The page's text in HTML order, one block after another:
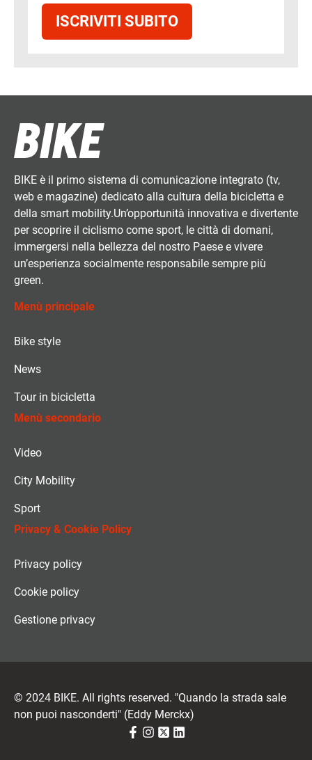
ISCRIVITI SUBITO
BIKE è il primo sistema di comunicazione integrato (tv,
web e magazine) dedicato alla cultura della bicicletta e
della smart mobility.Un’opportunità innovativa e divertente
per scoprire il ciclismo come sport, le città di domani,
immergersi nella bellezza del nostro Paese e vivere
un’esperienza socialmente responsabile sempre più
green.
Menù principale
Bike style
News
Tour in bicicletta
Menù secondario
Video
City Mobility
Sport
Privacy & Cookie Policy
Privacy policy
Cookie policy
Gestione privacy
© 2024 BIKE. All rights reserved. "Quando la strada sale
non puoi nasconderti" (Eddy Merckx)